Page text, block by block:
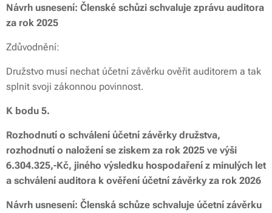
Návrh usnesení: Členské schůzi schvaluje zprávu auditora
za rok 2025
Zdůvodnění:
Družstvo musí nechat účetní závěrku ověřit auditorem a tak
splnit svoji zákonnou povinnost.
K bodu 5.
Rozhodnutí o schválení účetní závěrky družstva,
rozhodnutí o naložení se ziskem za rok 2025 ve výši
6.304.325,-Kč, jiného výsledku hospodaření z minulých let
a schválení auditora k ověření účetní závěrky za rok 2026
Návrh usnesení: Členská schůze schvaluje účetní závěrku